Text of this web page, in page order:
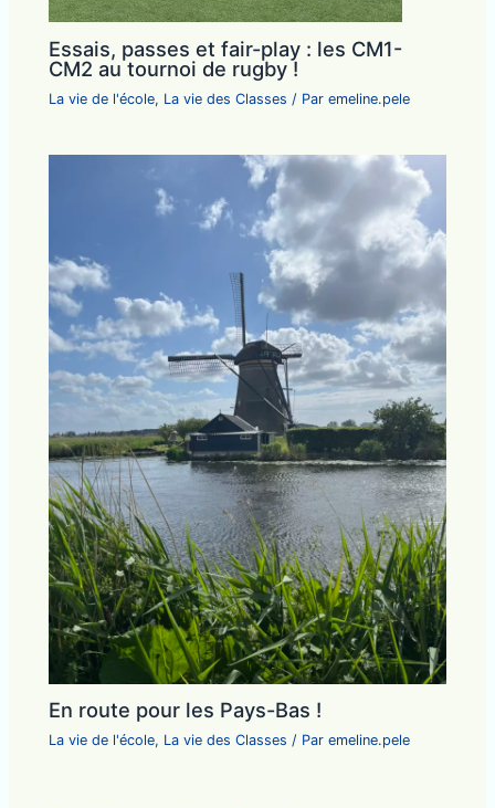
Essais, passes et fair-play : les CM1-
CM2 au tournoi de rugby !
La vie de l'école, La vie des Classes / Paremeline.pele
En route pour les Pays-Bas !
La vie de l'école, La vie des Classes / Paremeline.pele